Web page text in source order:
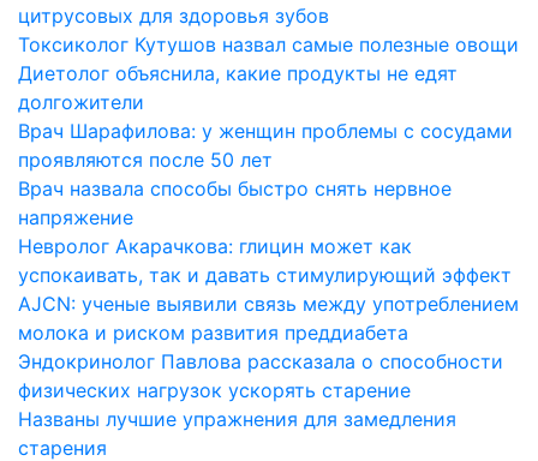
цитрусовых для здоровья зубов
Токсиколог Кутушов назвал самые полезные овощи
Диетолог объяснила, какие продукты не едят
долгожители
Врач Шарафилова: у женщин проблемы с сосудами
проявляются после 50 лет
Врач назвала способы быстро снять нервное
напряжение
Невролог Акарачкова: глицин может как
успокаивать, так и давать стимулирующий эффект
AJCN: ученые выявили связь между употреблением
молока и риском развития преддиабета
Эндокринолог Павлова рассказала о способности
физических нагрузок ускорять старение
Названы лучшие упражнения для замедления
старения